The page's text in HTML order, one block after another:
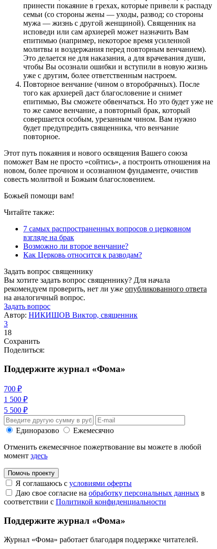
принести покаяние в грехах, которые привели к распаду
семьи (со стороны жены — уходы, развод; со стороны
мужа — жизнь с другой женщиной). Священник на
исповеди или сам архиерей может назначить Вам
епитимью (например, некоторое время усиленной
молитвы и воздержания перед повторным венчанием).
Это делается не для наказания, а для врачевания души,
чтобы Вы осознали ошибки и вступили в новую жизнь
уже с другим, более ответственным настроем.
Повторное венчание (чином о второбрачных). После
того как архиерей даст благословение и снимет
епитимью, Вы сможете обвенчаться. Но это будет уже не
то же самое венчание, а повторный брак, который
совершается особым, урезанным чином. Вам нужно
будет предупредить священника, что венчание
повторное.
Этот путь покаяния и нового освящения Вашего союза
поможет Вам не просто «сойтись», а построить отношения на
новом, более прочном и осознанном фундаменте, очистив
совесть молитвой и Божьим благословением.
Божьей помощи вам!
Читайте также:
7 самых распространенных вопросов о церковном
взгляде на брак
Возможно ли второе венчание?
Как Церковь относится к разводам?
Задать вопрос священнику
Вы хотите задать вопрос священнику? Для начала
рекомендуем проверить, нет ли уже опубликованного ответа
на аналогичный вопрос.
Задать вопрос
Автор: НИКИШОВ Виктор, священник
3
18
Сохранить
Поделиться:
Поддержите журнал «Фома»
700 ₽
1 500 ₽
5 500 ₽
Единоразово
Ежемесячно
Отменить ежемесячное пожертвование вы можете в любой
момент здесь
Помочь проекту
Я соглашаюсь с условиями оферты
Даю свое согласие на обработку персональных данных в
соответствии с Политикой конфиденциальности
Поддержите журнал «Фома»
Журнал «Фома» работает благодаря поддержке читателей.